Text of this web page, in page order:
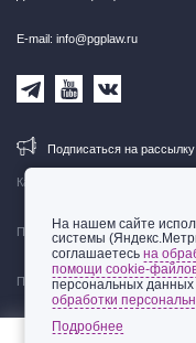
Карта сайта
Правовая информация
Политика обработки
E-mail: info@pgplaw.ru
Подписаться на рассылку
© 2002-2026 ООО
На нашем сайте
системы
соглашаетесьна
помощи cookie-
персональных
обработки
Подробнее